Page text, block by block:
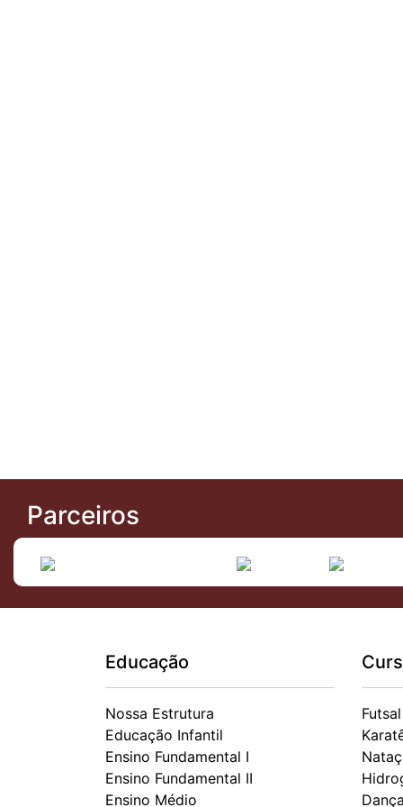
Parceiros
Educação
Nossa Estrutura
Educação Infantil
Ensino Fundamental I
Ensino Fundamental II
Ensino Médio
Futsal